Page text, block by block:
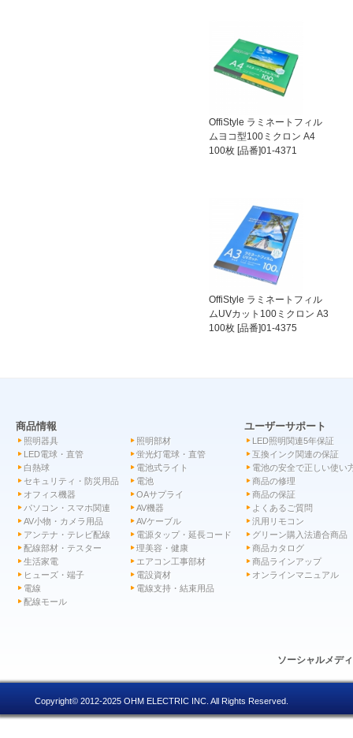
OffiStyle ラミネートフィル
ムヨコ型100ミクロン A4
100枚 [品番]01-4371
OffiStyle ラミネートフィル
ムUVカット100ミクロン A3
100枚 [品番]01-4375
商品情報
照明器具
照明部材
LED電球・直管
蛍光灯電球・直管
白熱球
電池式ライト
セキュリティ・防災用品
電池
オフィス機器
OAサプライ
パソコン・スマホ関連
AV機器
AV小物・カメラ用品
AVケーブル
アンテナ・テレビ配線
電源タップ・延長コード
配線部材・テスター
理美容・健康
生活家電
エアコン工事部材
ヒューズ・端子
電設資材
電線
電線支持・結束用品
配線モール
ユーザーサポート
LED照明関連5年保証
互換インク関連の保証
電池の安全で正しい使い
商品の修理
商品の保証
よくあるご質問
汎用リモコン
グリーン購入法適合商品
商品カタログ
商品ラインアップ
オンラインマニュアル
ソーシャルメデ
Copyright© 2012-2025 OHM ELECTRIC INC. All Rights Reserved.